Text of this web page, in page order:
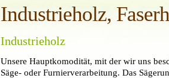
Industrieholz,
Industrieholz
Unsere Hauptkomodität, mit der wir uns
Säge- oder Furnierverarbeitung. Das